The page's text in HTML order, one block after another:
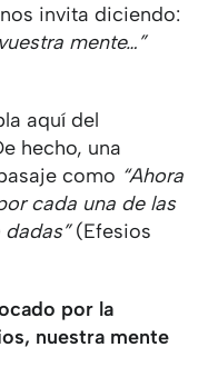
invita diciendo:
mente…”
aquí del
hecho, una
como “Ahora
cada una de las
(Efesios
por la
nuestra mente